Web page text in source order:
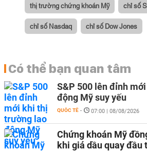
thị trường chứng khoán Mỹ chỉ số
chỉ số Nasdaq chỉ số Dow Jones
Có thể bạn quan tâm
S&P 500 lên đỉnh
động Mỹ suy yếu
QUỐC TẾ - 07:00 | 08/08/2026
Chứng khoán Mỹ
khi giá dầu quay đầu